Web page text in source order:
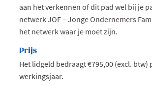
aan het verkennen of dit pad wel bij je
netwerk JOF – Jonge Ondernemers
het netwerk waar je moet zijn.
Prijs
Het lidgeld bedraagt €795,00 (excl. btw)
werkingsjaar.